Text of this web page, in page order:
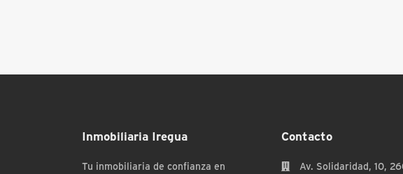
Inmobiliaria Iregua
Tu inmobiliaria de confianza en
Contacto
Av. Solidaridad, 10,